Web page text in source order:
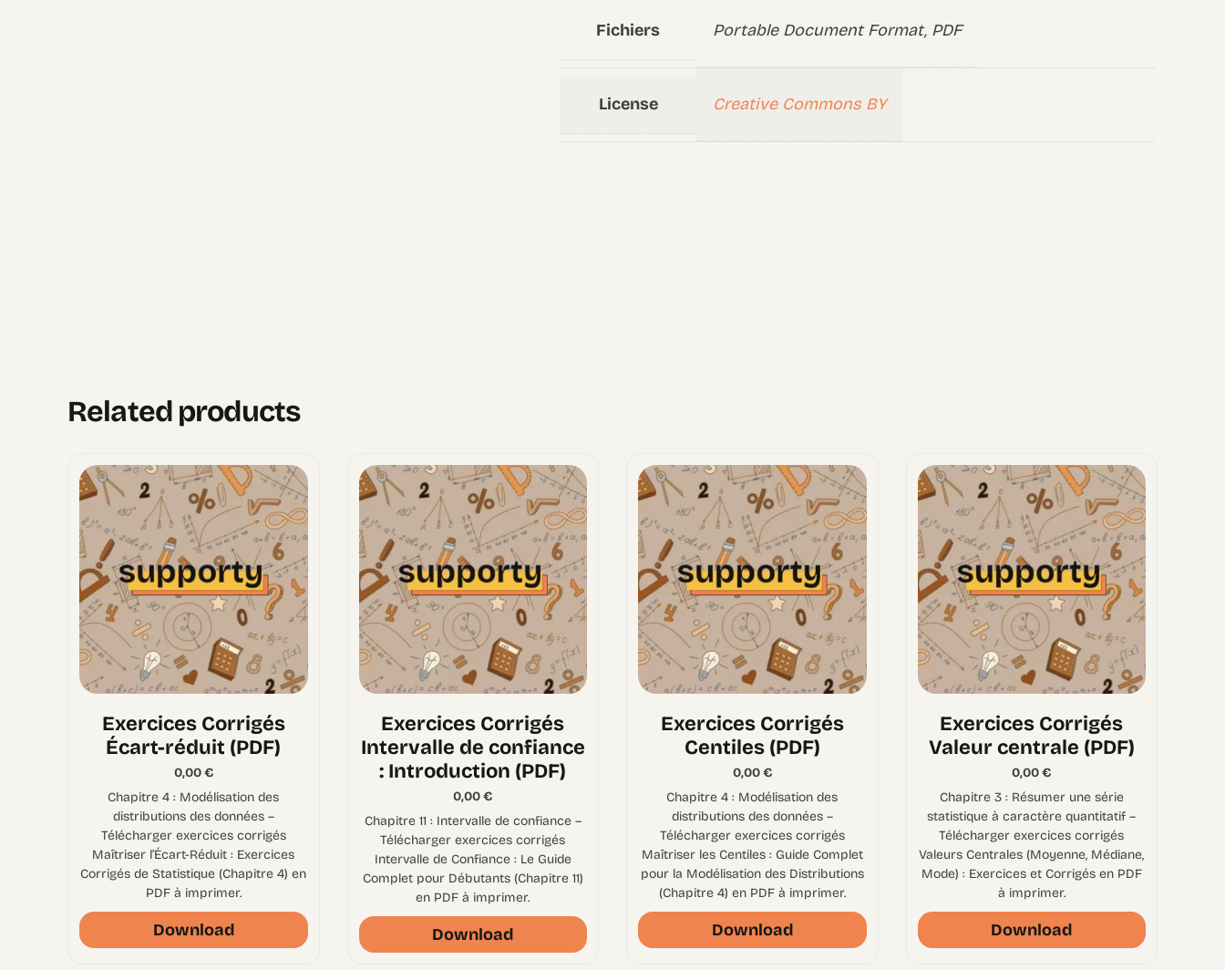
Fichiers Portable Document Format, PDF
License Creative Commons BY
Related products
Exercices Corrigés
Écart-réduit (PDF)
0,00€
Chapitre 4 : Modélisation des
distributions des données –
Télécharger exercices corrigés
Maîtriser l’Écart-Réduit : Exercices
Corrigés de Statistique (Chapitre 4) en
PDF à imprimer.
Download
Exercices Corrigés
Intervalle de confiance
: Introduction (PDF)
0,00€
Chapitre 11 : Intervalle de confiance –
Télécharger exercices corrigés
Intervalle de Confiance : Le Guide
Complet pour Débutants (Chapitre 11)
en PDF à imprimer.
Download
Exercices Corrigés
Centiles (PDF)
0,00€
Chapitre 4 : Modélisation des
distributions des données –
Télécharger exercices corrigés
Maîtriser les Centiles : Guide Complet
pour la Modélisation des Distributions
(Chapitre 4) en PDF à imprimer.
Download
Exercices Corrigés
Valeur centrale (PDF)
0,00€
Chapitre 3 : Résumer une série
statistique à caractère quantitatif –
Télécharger exercices corrigés
Valeurs Centrales (Moyenne, Médiane,
Mode) : Exercices et Corrigés en PDF
à imprimer.
Download